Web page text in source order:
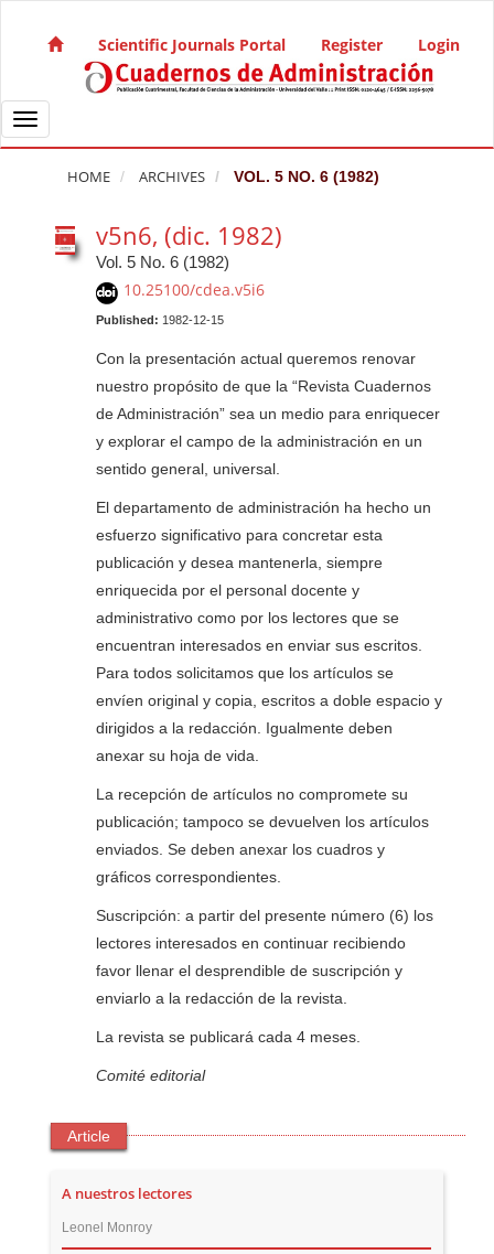
Main Navigation
Main Content
Sidebar
Scientific Journals Portal Register Login
Toggle navigation
HOME ARCHIVES VOL. 5 NO. 6 (1982)
v5n6, (dic. 1982)
Vol. 5 No. 6 (1982)
10.25100/cdea.v5i6
Published: 1982-12-15
Con la presentación actual queremos renovar
nuestro propósito de que la “Revista Cuadernos
de Administración” sea un medio para enriquecer
y explorar el campo de la administración en un
sentido general, universal.
El departamento de administración ha hecho un
esfuerzo significativo para concretar esta
publicación y desea mantenerla, siempre
enriquecida por el personal docente y
administrativo como por los lectores que se
encuentran interesados en enviar sus escritos.
Para todos solicitamos que los artículos se
envíen original y copia, escritos a doble espacio y
dirigidos a la redacción. Igualmente deben
anexar su hoja de vida.
La recepción de artículos no compromete su
publicación; tampoco se devuelven los artículos
enviados. Se deben anexar los cuadros y
gráficos correspondientes.
Suscripción: a partir del presente número (6) los
lectores interesados en continuar recibiendo
favor llenar el desprendible de suscripción y
enviarlo a la redacción de la revista.
La revista se publicará cada 4 meses.
Comité editorial
Article
A nuestros lectores
Leonel Monroy